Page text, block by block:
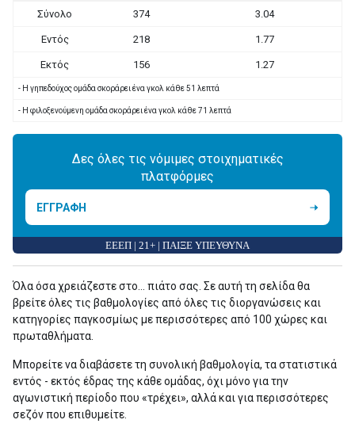
Σύνολο 374 3.04
Εντός 218 1.77
Εκτός 156 1.27
- Η γηπεδούχος ομάδα σκοράρει ένα γκολ κάθε 51 λεπτά
- Η φιλοξενούμενη ομάδα σκοράρει ένα γκολ κάθε 71 λεπτά
Δες όλες τις νόμιμες στοιχηματικές
πλατφόρμες
ΕΓΓΡΑΦΗ
ΕΕΕΠ | 21+ | ΠΑΙΞΕ ΥΠΕΥΘΥΝΑ
Όλα όσα χρειάζεστε στο... πιάτο σας. Σε αυτή τη σελίδα θα
βρείτε όλες τις βαθμολογίες από όλες τις διοργανώσεις και
κατηγορίες παγκοσμίως με περισσότερες από 100 χώρες και
πρωταθλήματα.
Μπορείτε να διαβάσετε τη συνολική βαθμολογία, τα στατιστικά
εντός - εκτός έδρας της κάθε ομάδας, όχι μόνο για την
αγωνιστική περίοδο που «τρέχει», αλλά και για περισσότερες
σεζόν που επιθυμείτε.